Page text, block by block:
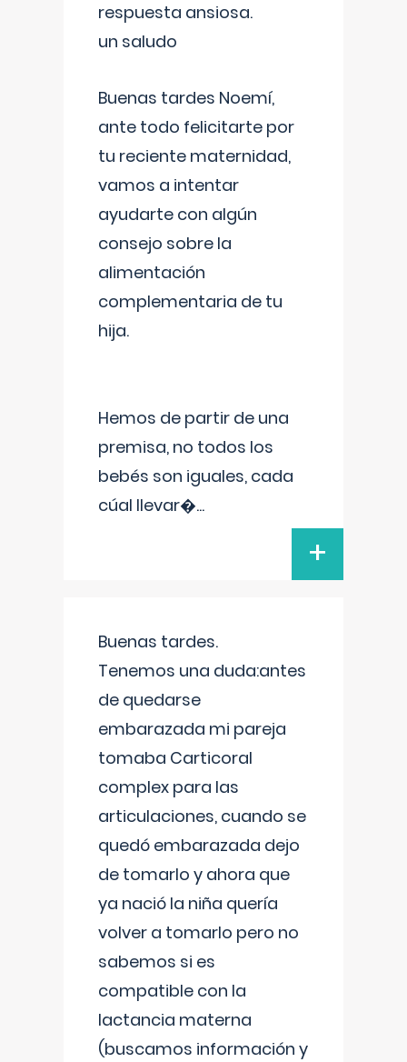
respuesta ansiosa.
un saludo
Buenas tardes Noemí,
ante todo felicitarte por
tu reciente maternidad,
vamos a intentar
ayudarte con algún
consejo sobre la
alimentación
complementaria de tu
hija.
Hemos de partir de una
premisa, no todos los
bebés son iguales, cada
cúal llevar�...
+
Buenas tardes.
Tenemos una duda:antes
de quedarse
embarazada mi pareja
tomaba Carticoral
complex para las
articulaciones, cuando se
quedó embarazada dejo
de tomarlo y ahora que
ya nació la niña quería
volver a tomarlo pero no
sabemos si es
compatible con la
lactancia materna
(buscamos información y